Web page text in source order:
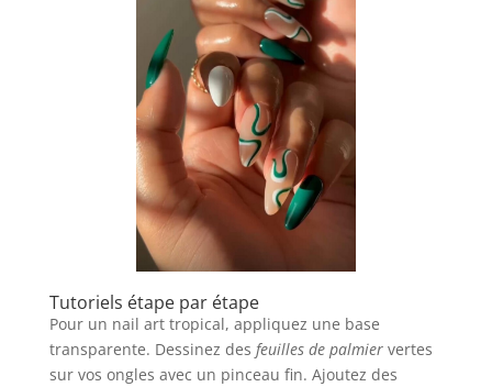
Tutoriels étape par étape
Pour un nail art tropical, appliquez une base
transparente. Dessinez des feuilles de palmiervertes
sur vos ongles avec un pinceau fin. Ajoutez des